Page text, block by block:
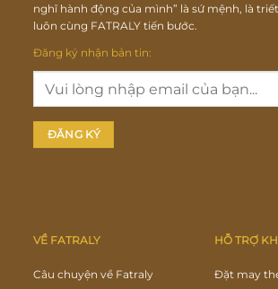
nghĩ hành động của mình” là sứ mệnh, là
luôn cùng FATRALY tiến bước.
Đăng ký nhận bản tin:
VỀ FATRALY
Câu chuyện về Fatraly
HỖ TRỢ
Đặt may